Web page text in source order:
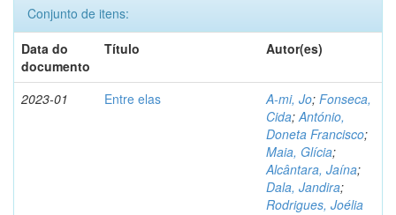
Conjunto de itens:
Data do
documento
Título Autor(es)
2023-01 Entre elas A-mi, Jo; Fonseca,
Cida;António,
Doneta Francisco;
Maia, Glícia;
Alcântara, Jaína;
Dala, Jandira;
Rodrigues, Joélia